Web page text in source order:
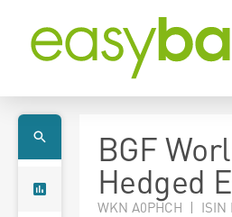
BGF
Hedged
WKN A0PHCH |